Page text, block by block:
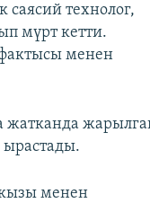
технолог,
мүрт кетти.
менен
жатканда
ырастады.
менен